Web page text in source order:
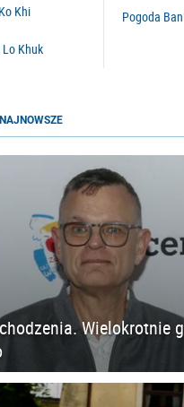
Khi
Khuk
Pogoda
NAJNOWSZE
Wielokrotnie